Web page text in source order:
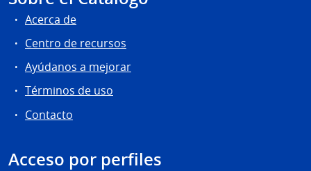
Acerca de
Centro de recursos
Ayúdanos a mejorar
Términos de uso
Contacto
Acceso por perfiles